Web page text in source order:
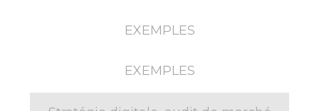
EXEMPLES
EXEMPLES